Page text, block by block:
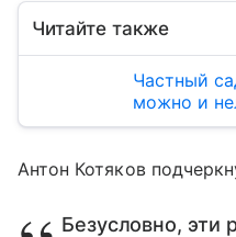
Читайте также
Частный
можно и
Антон Котяков
Безусловно, эти